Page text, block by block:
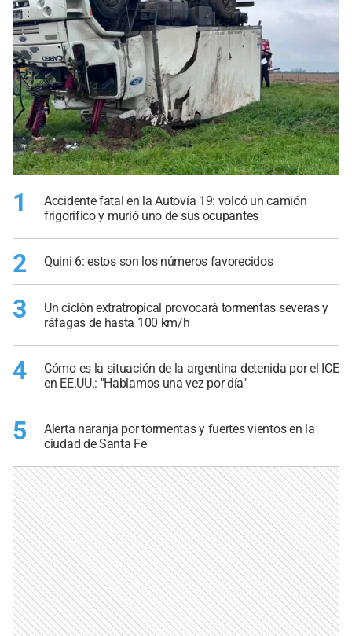
1
Accidente fatal en la Autovía 19: volcó un camión
frigorífico y murió uno de sus ocupantes
2 Quini 6: estos son los números favorecidos
3
Un ciclón extratropical provocará tormentas severas y
ráfagas de hasta 100 km/h
4
Cómo es la situación de la argentina detenida por el ICE
en EE.UU.: "Hablamos una vez por día"
5
Alerta naranja por tormentas y fuertes vientos en la
ciudad de Santa Fe